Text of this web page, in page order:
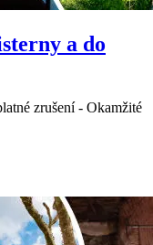
a do
zrušení - Okamžité